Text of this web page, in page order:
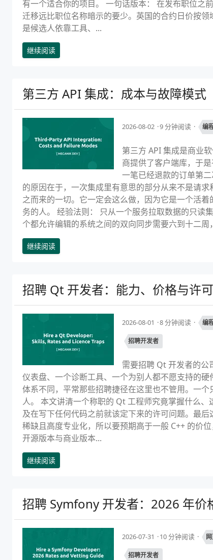
有一个适合你的项目。 一句话版本： 在发布职位之
迁移远比职位名称暗示的要少。英国的合约日价按
是候选人依靠工具、...
继续阅读
第三方 API 集成：成本与故障模式
2026-08-02 9 分钟阅读 编
第三方 API 集成是商业
商提供了客户端库，于
一笔已经退款的订单第
的原因在于，一次集成里有意思的部分从来不是请
之而来的一切。它一定会这么做，因为它是一个活
务的人。 经验法则： 只从一个服务拉取数据的只读
个都允许编辑的系统之间的双向同步需要六到十二
继续阅读
招聘 Qt 开发者：能力、价格与许
2026-08-01 8 分钟阅读 编
招聘开发者
需要招聘 Qt 开发者的公
仪表盘、一个诊断工具、一个为别人都不愿支持的
体系不同，平常那些招聘捷径在这里也不管用。一
人。 本文讲清一个称职的 Qt 工程师究竟掌握什么
及在写下任何代码之前就该定下来的许可问题。最
稀缺且高度专业化，所以要预期高于一般 C++ 的价
开源版本与商业版本...
继续阅读
招聘 Symfony 开发者：2026 年价
2026-07-31 10 分钟阅读
招聘开发者